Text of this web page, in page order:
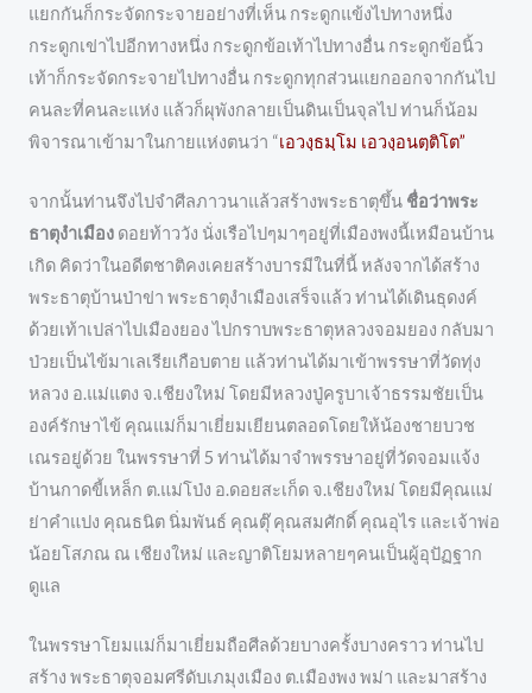
แยกกันก็กระจัดกระจายอย่างที่เห็น กระดูกแข้งไปทางหนึ่ง
กระดูกเข่าไปอีกทางหนึ่ง กระดูกข้อเท้าไปทางอื่น กระดูกข้อนิ้ว
เท้าก็กระจัดกระจายไปทางอื่น กระดูกทุกส่วนแยกออกจากกันไป
คนละที่คนละแห่ง แล้วก็ผุพังกลายเป็นดินเป็นจุลไป ท่านก็น้อม
พิจารณาเข้ามาในกายแห่งตนว่า “เอวงฺธมฺโม เอวงฺอนตฺติโต”
จากนั้นท่านจึงไปจำศีลภาวนาแล้วสร้างพระธาตุขึ้น ชื่อว่าพระ
ธาตุงำเมือง ดอยท้าววัง นั่งเรือไปๆมาๆอยู่ที่เมืองพงนี้เหมือนบ้าน
เกิด คิดว่าในอดีตชาติคงเคยสร้างบารมีในที่นี้ หลังจากได้สร้าง
พระธาตุบ้านป่าข่า พระธาตุงำเมืองเสร็จแล้ว ท่านได้เดินธุดงค์
ด้วยเท้าเปล่าไปเมืองยอง ไปกราบพระธาตุหลวงจอมยอง กลับมา
ป่วยเป็นไข้มาเลเรียเกือบตาย แล้วท่านได้มาเข้าพรรษาที่วัดทุ่ง
หลวง อ.แม่แตง จ.เชียงใหม่ โดยมีหลวงปู่ครูบาเจ้าธรรมชัยเป็น
องค์รักษาไข้ คุณแม่ก็มาเยี่ยมเยียนตลอดโดยให้น้องชายบวช
เณรอยู่ด้วย ในพรรษาที่ 5 ท่านได้มาจำพรรษาอยู่ที่วัดจอมแจ้ง
บ้านกาดขี้เหล็ก ต.แม่โป่ง อ.ดอยสะเก็ด จ.เชียงใหม่ โดยมีคุณแม่
ย่าคำแปง คุณธนิต นิ่มพันธ์ คุณตุ๊ คุณสมศักดิ์ คุณอุไร และเจ้าพ่อ
น้อยโสภณ ณ เชียงใหม่ และญาติโยมหลายๆคนเป็นผู้อุปัฏฐาก
ดูแล
ในพรรษาโยมแม่ก็มาเยี่ยมถือศีลด้วยบางครั้งบางคราว ท่านไป
สร้าง พระธาตุจอมศรีดับเภมุงเมือง ต.เมืองพง พม่า และมาสร้าง